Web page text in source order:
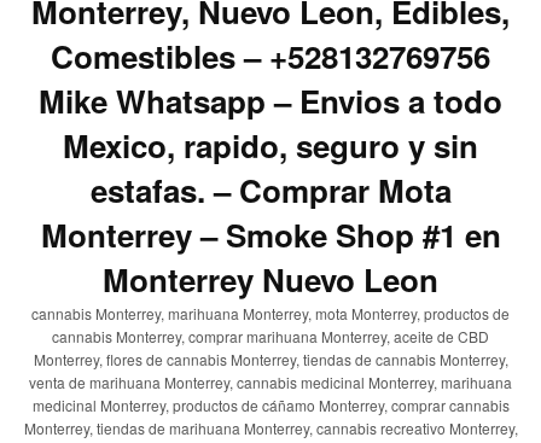
Monterrey, Nuevo Leon, Edibles,
Comestibles – +528132769756
Mike Whatsapp – Envios a todo
Mexico, rapido, seguro y sin
estafas. – Comprar Mota
Monterrey – Smoke Shop #1 en
Monterrey Nuevo Leon
cannabis Monterrey, marihuana Monterrey, mota Monterrey, productos de
cannabis Monterrey, comprar marihuana Monterrey, aceite de CBD
Monterrey, flores de cannabis Monterrey, tiendas de cannabis Monterrey,
venta de marihuana Monterrey, cannabis medicinal Monterrey, marihuana
medicinal Monterrey, productos de cáñamo Monterrey, comprar cannabis
Monterrey, tiendas de marihuana Monterrey, cannabis recreativo Monterrey,